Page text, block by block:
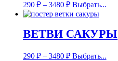
290 ₽ – 3480 ₽ Выбрать...
ВЕТВИ САКУРЫ
290 ₽ – 3480 ₽ Выбрать...